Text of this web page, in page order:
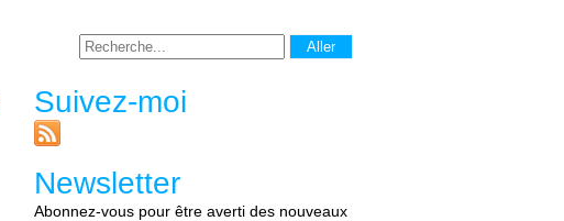
Suivez-moi
Newsletter
Abonnez-vous pour être averti des nouveaux